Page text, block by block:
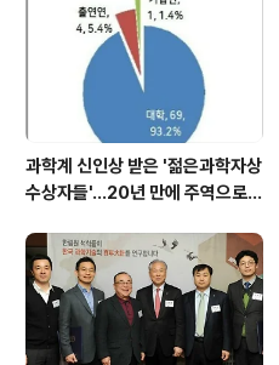
다. 회의에서는 △정책연구소 운영 계획(
원 연구·정책협의회 사업 등에 대한 보고
슈페이퍼 집필진 선정, △한림원 ..
과학계 신인상 받은 '젊은과학자상
수상자들'…20년 만에 주역으로